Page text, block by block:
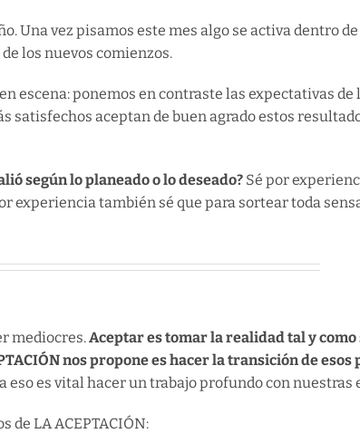
Una vez pisamos este mes algo se activa dentro
los nuevos comienzos.
escena: ponemos en contraste las expectativas de
satisfechos aceptan de buen agrado estos
según lo planeado o lo deseado? Sé por
experiencia también sé que para sortear toda
mediocres.Aceptar es tomar la realidad tal y como
nos propone es hacer la transición de
eso es vital hacer un trabajo profundo con nuestras
de LA ACEPTACIÓN: